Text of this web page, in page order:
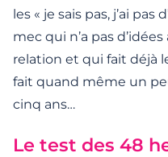
les « je sais pas, j’ai pas
mec qui n’a pas
relation et qui fait déjà
fait quand même un
cinq ans…
Le test des 48